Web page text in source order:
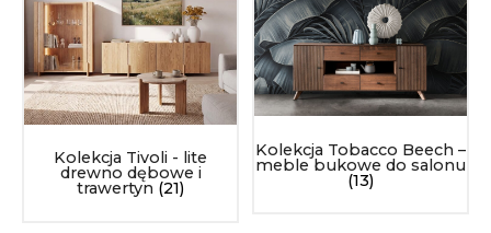
Kolekcja Tivoli - lite
drewno dębowe i
trawertyn (21)
Kolekcja Tobacco Beech –
meble bukowe do salonu
(13)